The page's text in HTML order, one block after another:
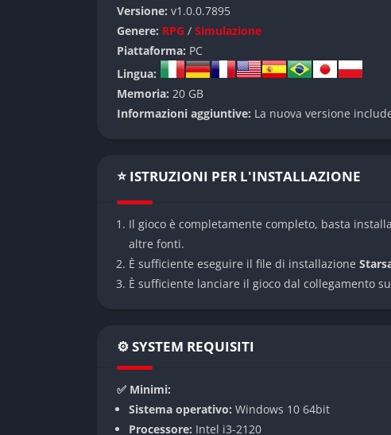
È possibile creare utensili, armi e rifugi usando
oggetto costruito può fare la differenza tra vita e
Creature e misteri
Durante l’esplorazione si incontrano esseri
volte conviene studiarli o evitarli.
Modalità di gioco
Sopravvivenza e gestione
errori, ma ricompensa la pianificazione.
Costruzione e difesa
Il rifugio è essenziale per resistere alle notti e alle
richiedendo manutenzione e miglioramenti continui.
Versione: v1.0.0.7895
Genere: RPG / Simulazione
Piattaforma: PC
Lingua:
Memoria: 20 GB
Informazioni aggiuntive: La nuova versione
⭐ ISTRUZIONI PER L'INSTALLAZIONE
Il gioco è completamente completo, basta
altre fonti.
È sufficiente eseguire il file di installazione
È sufficiente lanciare il gioco dal collegamento
⚙️ SYSTEM REQUISITI
✅ Minimi:
Sistema operativo: Windows 10 64bit
Processore: Intel i3-2120